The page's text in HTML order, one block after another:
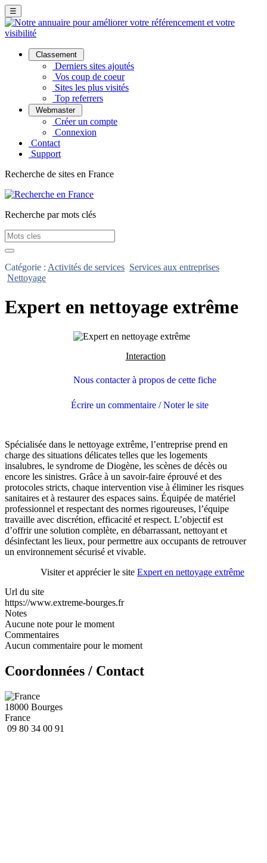
☰
Classement
Derniers sites ajoutés
Vos coup de coeur
Sites les plus visités
Top referrers
Webmaster
Créer un compte
Connexion
Contact
Support
Recherche de sites en France
Recherche par mots clés
Catégorie : Activités de services Services aux entreprises
Nettoyage
Expert en nettoyage extrême
Interaction
Nous contacter à propos de cette fiche
Écrire un commentaire / Noter le site
Spécialisée dans le nettoyage extrême, l’entreprise prend en
charge des situations délicates telles que les logements
insalubres, le syndrome de Diogène, les scènes de décès ou
encore les sinistres. Grâce à un savoir-faire éprouvé et des
protocoles stricts, chaque intervention vise à éliminer les risques
sanitaires et à restaurer des espaces sains. Équipée de matériel
professionnel et respectant des normes rigoureuses, l’équipe
travaille avec discrétion, efficacité et respect. L’objectif est
d’offrir une solution complète, en débarrassant, nettoyant et
désinfectant les lieux, pour permettre aux occupants de retrouver
un environnement sécurisé et vivable.
Visiter et apprécier le site Expert en nettoyage extrême
Url du site
https://www.extreme-bourges.fr
Notes
Aucune note pour le moment
Commentaires
Aucun commentaire pour le moment
Coordonnées / Contact
18000 Bourges
France
09 80 34 00 91